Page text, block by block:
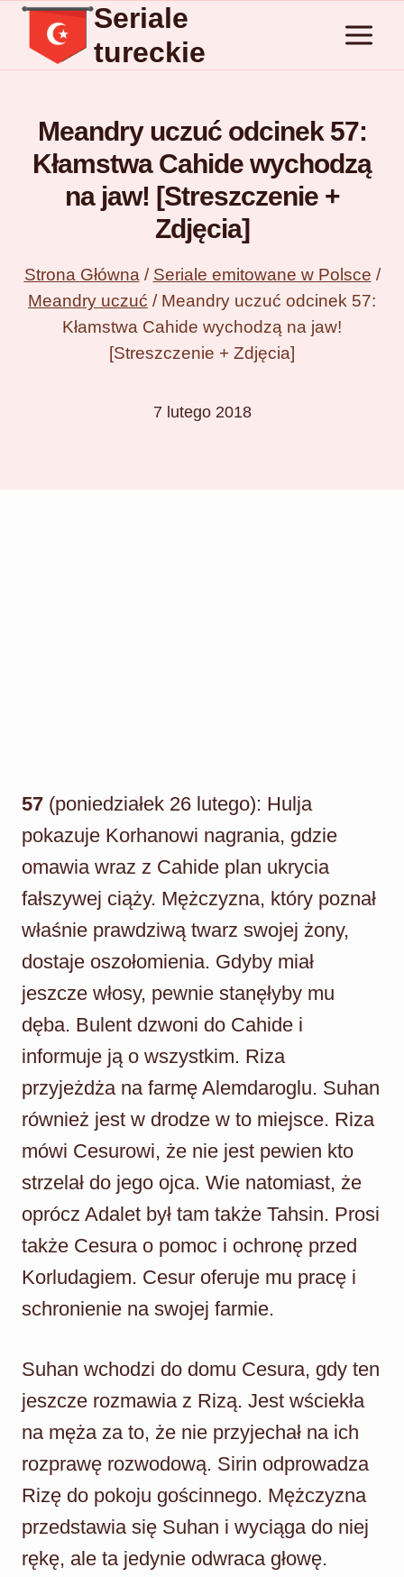
Przejdź
treści
Seriale
tureckie
Meandry uczuć odcinek 57:
Kłamstwa Cahide wychodzą
na jaw! [Streszczenie +
Zdjęcia]
Strona Główna / Seriale emitowane w Polsce /
Meandry uczuć / Meandry uczuć odcinek 57:
Kłamstwa Cahide wychodzą na jaw!
[Streszczenie + Zdjęcia]
7 lutego 2018
57 (poniedziałek 26 lutego): Hulja
pokazuje Korhanowi nagrania, gdzie
omawia wraz z Cahide plan ukrycia
fałszywej ciąży. Mężczyzna, który poznał
właśnie prawdziwą twarz swojej żony,
dostaje oszołomienia. Gdyby miał
jeszcze włosy, pewnie stanęłyby mu
dęba. Bulent dzwoni do Cahide i
informuje ją o wszystkim. Riza
przyjeżdża na farmę Alemdaroglu. Suhan
również jest w drodze w to miejsce. Riza
mówi Cesurowi, że nie jest pewien kto
strzelał do jego ojca. Wie natomiast, że
oprócz Adalet był tam także Tahsin. Prosi
także Cesura o pomoc i ochronę przed
Korludagiem. Cesur oferuje mu pracę i
schronienie na swojej farmie.
Suhan wchodzi do domu Cesura, gdy ten
jeszcze rozmawia z Rizą. Jest wściekła
na męża za to, że nie przyjechał na ich
rozprawę rozwodową. Sirin odprowadza
Rizę do pokoju gościnnego. Mężczyzna
przedstawia się Suhan i wyciąga do niej
rękę, ale ta jedynie odwraca głowę.